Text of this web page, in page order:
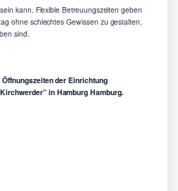
kann. Flexible Betreuungszeiten geben
ohne schlechtes Gewissen zu gestalten,
sind.
der Einrichtung
in Hamburg Hamburg.